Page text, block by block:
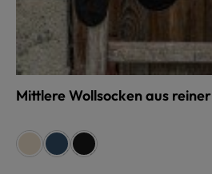
Mittlere Wollsocken aus
Farbe auswählen
naturweiß
jeans schwarz